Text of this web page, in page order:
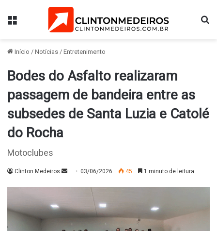
Menu
Início / Notícias / Entretenimento
Bodes do Asfalto realizaram
passagem de bandeira entre as
subsedes de Santa Luzia e Catolé
do Rocha
Motoclubes
Clinton Medeiros
Mande
mail
03/06/2026 45 1 minuto de leitura